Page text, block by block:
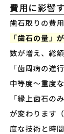
費用に影響
歯石取りの費
「歯石の量」
数が増え、総
「歯周病の進
中等度〜重度
「縁上歯石の
が変わります
度な技術と時